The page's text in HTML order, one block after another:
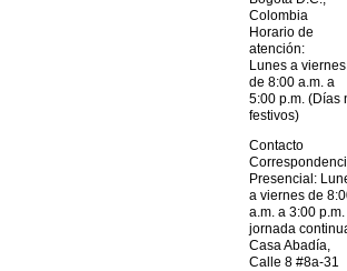
Colombia
Horario de
atención:
Lunes a viernes
de 8:00 a.m. a
5:00 p.m. (Días
festivos)
Contacto
Presencial:
a viernes de
a.m. a 3:00 p.m.
jornada
Casa Abadía,
Calle 8 #8a-31